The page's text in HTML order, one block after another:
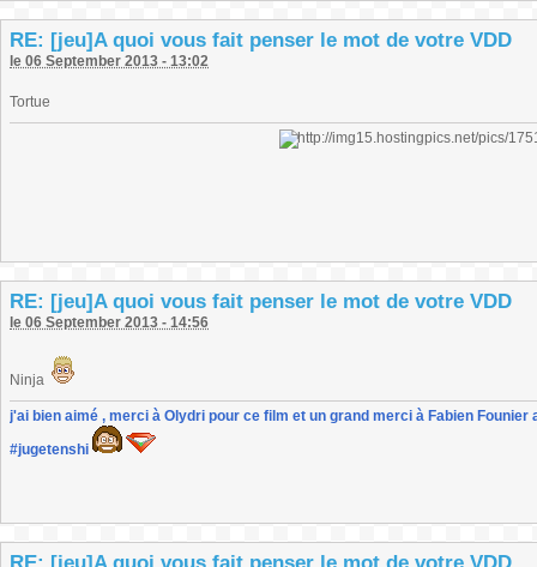
RE: [jeu]A quoi vous fait penser le mot de votre VDD
le 06 September 2013 - 13:02
Tortue
RE: [jeu]A quoi vous fait penser le mot de votre VDD
le 06 September 2013 - 14:56
Ninja
j'ai bien aimé , merci à Olydri pour ce film et un grand merci à Fabien
#jugetenshi